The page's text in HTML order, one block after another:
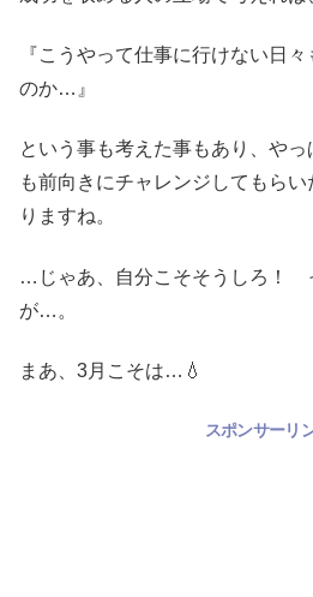
『こうやって仕事に行けない日
のか…』
という事も考えた事もあり、や
も前向きにチャレンジしてもら
りますね。
…じゃあ、自分こそそうしろ！
が…。
まあ、3月こそは…💧
スポンサーリ